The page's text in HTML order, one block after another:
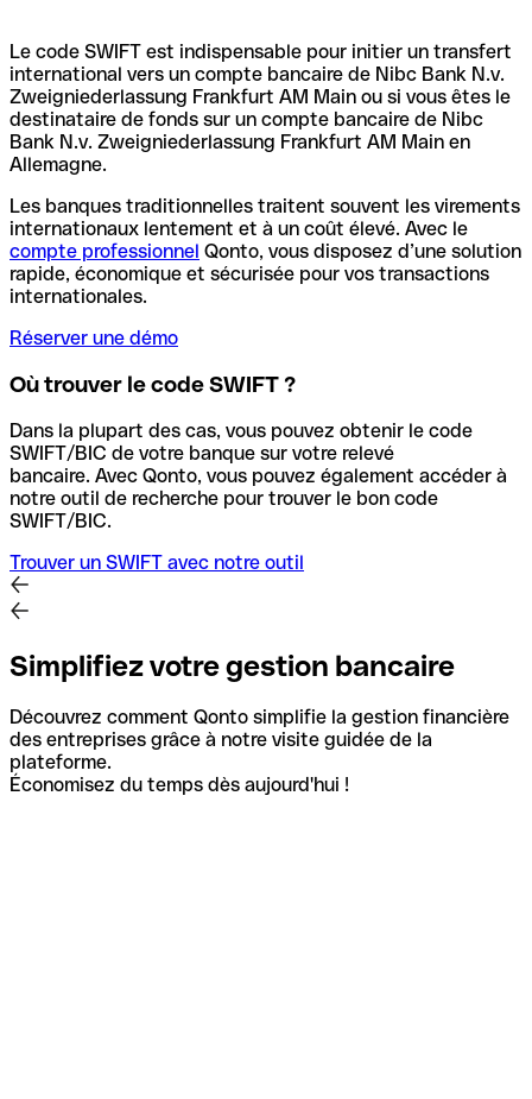
Le code SWIFT est indispensable pour initier un transfert
international vers un compte bancaire de Nibc Bank N.v.
Zweigniederlassung Frankfurt AM Main ou si vous êtes le
destinataire de fonds sur un compte bancaire de Nibc
Bank N.v. Zweigniederlassung Frankfurt AM Main en
Allemagne.
Les banques traditionnelles traitent souvent les virements
internationaux lentement et à un coût élevé. Avec le
compte professionnel Qonto, vous disposez d’une solution
rapide, économique et sécurisée pour vos transactions
internationales.
Réserver une démo
Où trouver le code SWIFT ?
Dans la plupart des cas, vous pouvez obtenir le code
SWIFT/BIC de votre banque sur votre relevé
bancaire. Avec Qonto, vous pouvez également accéder à
notre outil de recherche pour trouver le bon code
SWIFT/BIC.
Trouver un SWIFT avec notre outil
Simplifiez votre gestion bancaire
Découvrez comment Qonto simplifie la gestion financière
des entreprises grâce à notre visite guidée de la
plateforme.
Économisez du temps dès aujourd'hui !